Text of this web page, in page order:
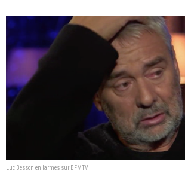
Luc Besson en larmes sur BFMTV